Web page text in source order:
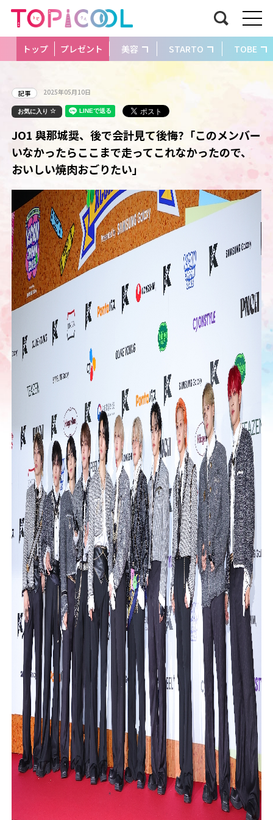
トップ プレゼント 美容 STARTO TOBE
記事 2025年05月10日
お気に入り
JO1 與那城奨、後で会計見て後悔?「このメンバー
いなかったらここまで走ってこれなかったので、
おいしい焼肉おごりたい」